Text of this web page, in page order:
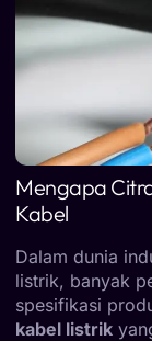
Mengapa
Kabel
Dalam dunia
listrik, banyak
spesifikasi
kabel listrik